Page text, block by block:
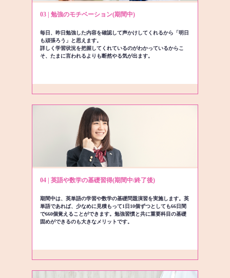
03 | 勉強のモチベーション(期間中)
毎日、昨日勉強した内容を確認して声かけしてくれるから「明日
も頑張ろう」と思えます。
詳しく学習状況を把握してくれているのがわかっているからこ
そ、たまに言われるよりも断然やる気が出ます。
04 | 英語や数学の基礎習得(期間中/終了後)
期間中は、英単語の学習や数学の基礎問題演習を実施します。英
単語であれば、少なめに見積もって1日10個ずつとしても66日間
で660個覚えることができます。勉強習慣と共に重要科目の基礎
固めができるのも大きなメリットです。